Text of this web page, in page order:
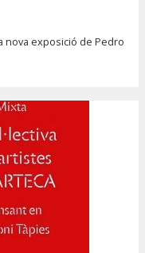
nova exposició de Pedro